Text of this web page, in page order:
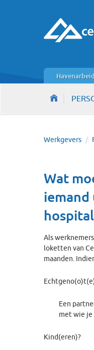
Werkgevers /
Wat
iemand
Als
loketten van
maanden.
Een
met wie je
Kind(eren)?